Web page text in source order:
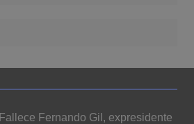
Fallece Fernando Gil, expresidente